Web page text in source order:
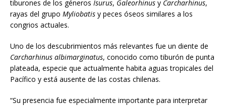
tiburones de los géneros Isurus, Galeorhinus y Carcharhinus,
rayas del grupo Myliobatis y peces óseos similares a los
congrios actuales.
Uno de los descubrimientos más relevantes fue un diente de
Carcharhinus albimarginatus, conocido como tiburón de punta
plateada, especie que actualmente habita aguas tropicales del
Pacífico y está ausente de las costas chilenas.
“Su presencia fue especialmente importante para interpretar